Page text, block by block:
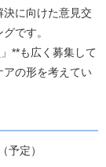
決に向けた意見交
です。
**も広く募集して
アの形を考えてい
予定）